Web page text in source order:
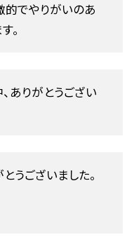
的でやりがいのあ
。
ありがとうござい
うございました。